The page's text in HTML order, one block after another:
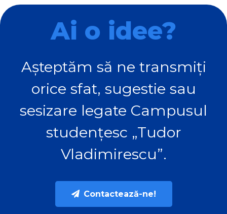
Ai o idee?
Așteptăm să ne transmiți
orice sfat, sugestie sau
sesizare legate Campusul
studențesc „Tudor
Vladimirescu”.
Contactează-ne!